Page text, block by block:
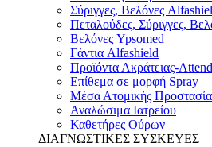
Σύριγγες, Βελόνες
Πεταλούδες, Σύριγγες,
Βελόνες Ypsomed
Γάντια Alfashield
Προϊόντα Ακράτειας-
Επίθεμα σε μορφή Spray
Μέσα Ατομικής
Αναλώσιμα Ιατρείου
Καθετήρες Ούρων
ΔΙΑΓΝΩΣΤΙΚΕΣ ΣΥΣΚΕΥΕΣ